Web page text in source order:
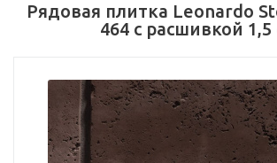
Рядовая плитка Leonardo
464 с расшивкой 1,5